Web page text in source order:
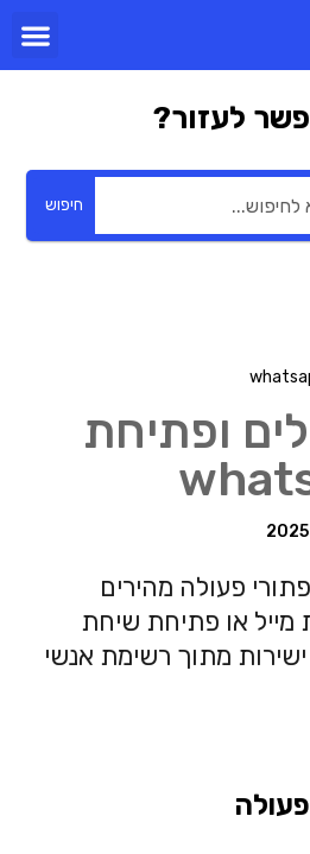
לעזור?
חיפוש
ופתיחת
פעולה מהירים
או פתיחת שיחת
WhatsApp Web ישירות מתוך רשימת אנשי